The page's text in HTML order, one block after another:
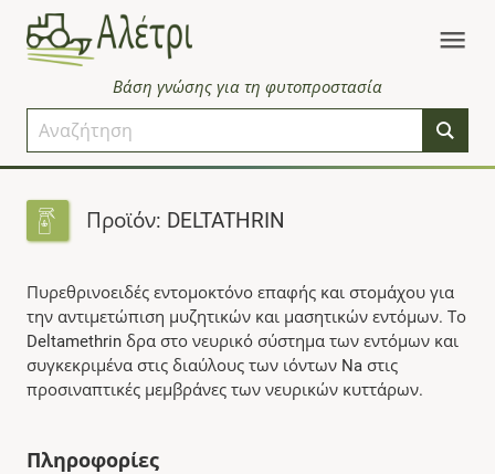
Βάση γνώσης για τη φυτοπροστασία
Προϊόν: DELTATHRIN
Πυρεθρινοειδές εντομοκτόνο επαφής και στομάχου για
την αντιμετώπιση μυζητικών και μασητικών εντόμων. Το
Deltamethrin δρα στο νευρικό σύστημα των εντόμων και
συγκεκριμένα στις διαύλους των ιόντων Na στις
προσιναπτικές μεμβράνες των νευρικών κυττάρων.
Πληροφορίες